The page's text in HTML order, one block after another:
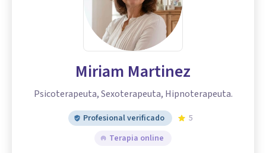
Miriam Martinez
Psicoterapeuta, Sexoterapeuta, Hipnoterapeuta.
Profesional verificado
5
Terapia online